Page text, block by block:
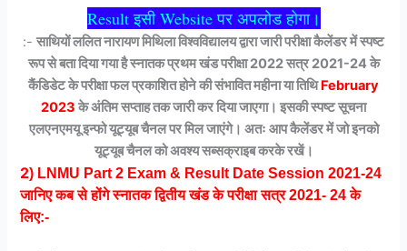
Result इसी Website पर अपलोड होगा।
:- साथियों ललित नारायण मिथिला विश्वविद्यालय द्वारा जारी परीक्षा कैलेंडर में स्पष्ट
रूप से बता दिया गया है स्नातक प्रथम खंड परीक्षा 2022 सत्र 2021-24 के
कैंडिडेट के परीक्षा फल प्रकाशित होने की संभावित महीना या तिथिFebruary
2023 के अंतिम सप्ताह तक जारी कर दिया जाएगा। इसकी स्पष्ट सूचना
एलएनएमयू इन्फो यूट्यूब चैनल पर मिल जाएंगे। अतः आप कैलेंडर में जो इनको
यूट्यूब चैनल को अवश्य सब्सक्राइब करके रखें।
2) LNMU Part 2 Exam & Result Date Session 2021-24
जानिए कब से होंगे स्नातक द्वितीय खंड के परीक्षा सत्र 2021- 24 के
लिए:-